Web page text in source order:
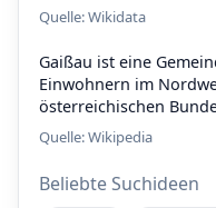
Quelle: Wikidata
Gaißau ist eine
Einwohnern im
österreichischen
Quelle:Wikipedia
Beliebte Suchideen